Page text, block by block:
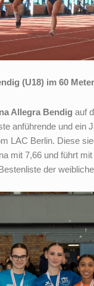
(U18) im 60
Allegra Bendig auf
anführende und ein
LAC Berlin. Diese
mit 7,66 und führt
der